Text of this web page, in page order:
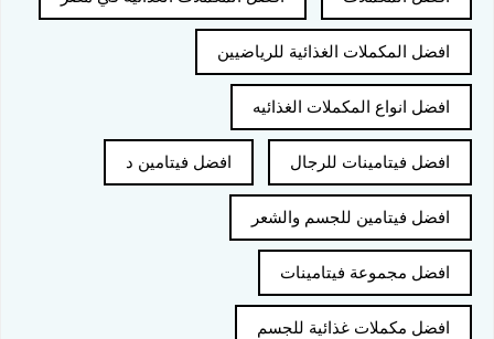
افضل المكملات الغذائية للرياضيين
افضل انواع المكملات الغذائيه
افضل فيتامينات للرجال افضل فيتامين د
افضل فيتامين للجسم والشعر
افضل مجموعة فيتامينات
افضل مكملات غذائية للجسم